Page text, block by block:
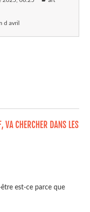
d avril
VA CHERCHER DANS LES
est-ce parce que